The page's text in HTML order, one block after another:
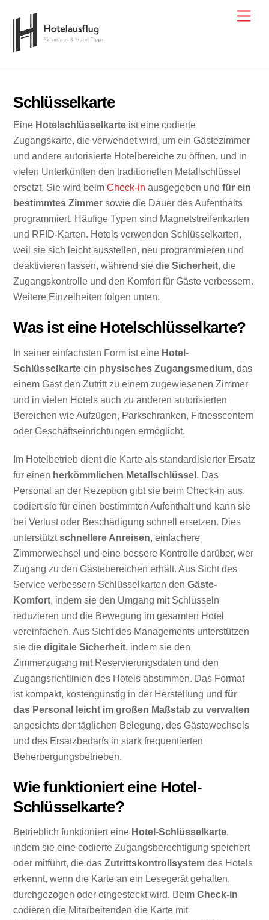
content
Schlüsselkarte
Eine Hotelschlüsselkarte ist eine codierte
Zugangskarte, die verwendet wird, um ein Gästezimmer
und andere autorisierte Hotelbereiche zu öffnen, und in
vielen Unterkünften den traditionellen Metallschlüssel
ersetzt. Sie wird beimCheck-in ausgegeben undfür ein
bestimmtes Zimmer sowie die Dauer des Aufenthalts
programmiert. Häufige Typen sind Magnetstreifenkarten
und RFID-Karten. Hotels verwenden Schlüsselkarten,
weil sie sich leicht ausstellen, neu programmieren und
deaktivieren lassen, während siedie Sicherheit, die
Zugangskontrolle und den Komfort für Gäste verbessern.
Weitere Einzelheiten folgen unten.
Was ist eine Hotelschlüsselkarte?
In seiner einfachsten Form ist eine Hotel-
Schlüsselkarte ein physisches Zugangsmedium, das
einem Gast den Zutritt zu einem zugewiesenen Zimmer
und in vielen Hotels auch zu anderen autorisierten
Bereichen wie Aufzügen, Parkschranken, Fitnesscentern
oder Geschäftseinrichtungen ermöglicht.
Im Hotelbetrieb dient die Karte als standardisierter Ersatz
für einen herkömmlichen Metallschlüssel . Das
Personal an der Rezeption gibt sie beim Check-in aus,
codiert sie für einen bestimmten Aufenthalt und kann sie
bei Verlust oder Beschädigung schnell ersetzen. Dies
unterstütztschnellere Anreisen, einfachere
Zimmerwechsel und eine bessere Kontrolle darüber, wer
Zugang zu den Gästebereichen erhält. Aus Sicht des
Service verbessern Schlüsselkarten denGäste-
Komfort, indem sie den Umgang mit Schlüsseln
reduzieren und die Bewegung im gesamten Hotel
vereinfachen. Aus Sicht des Managements unterstützen
sie diedigitale Sicherheit, indem sie den
Zimmerzugang mit Reservierungsdaten und den
Zugangsrichtlinien des Hotels abstimmen. Das Format
ist kompakt, kostengünstig in der Herstellung undfür
das Personal leicht im großen Maßstab zu verwalten
angesichts der täglichen Belegung, des Gästewechsels
und des Ersatzbedarfs in stark frequentierten
Beherbergungsbetrieben.
Wie funktioniert eine Hotel-
Schlüsselkarte?
Betrieblich funktioniert eine Hotel-Schlüsselkarte,
indem sie eine codierte Zugangsberechtigung speichert
oder mitführt, die dasZutrittskontrollsystem des Hotels
erkennt, wenn die Karte an ein Lesegerät gehalten,
durchgezogen oder eingesteckt wird. BeimCheck-in
codieren die Mitarbeitenden die Karte mit